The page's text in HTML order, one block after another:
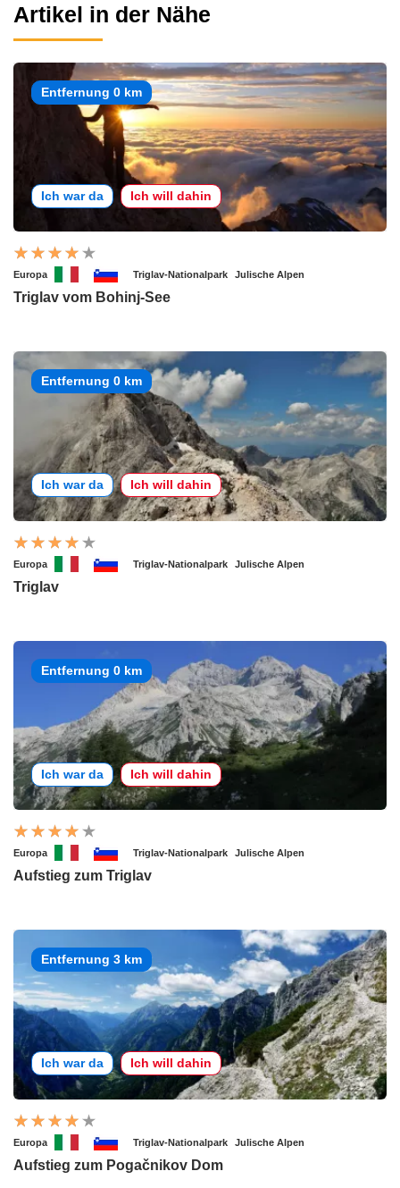
Artikel in der Nähe
Entfernung 0 km
Ich war da Ich will dahin
Europa Triglav-Nationalpark Julische Alpen
Triglav vom Bohinj-See
Entfernung 0 km
Ich war da Ich will dahin
Europa Triglav-Nationalpark Julische Alpen
Triglav
Entfernung 0 km
Ich war da Ich will dahin
Europa Triglav-Nationalpark Julische Alpen
Aufstieg zum Triglav
Entfernung 3 km
Ich war da Ich will dahin
Europa Triglav-Nationalpark Julische Alpen
Aufstieg zum Pogačnikov Dom